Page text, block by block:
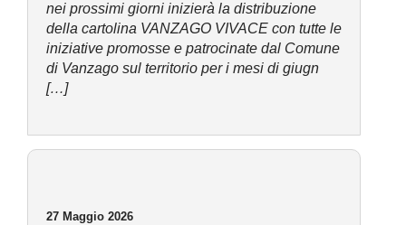
nei prossimi giorni inizierà la distribuzione
della cartolina VANZAGO VIVACE con tutte le
iniziative promosse e patrocinate dal Comune
di Vanzago sul territorio per i mesi di giugn
[…]
27 Maggio 2026